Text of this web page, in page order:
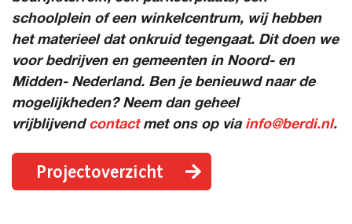
schoolplein of een winkelcentrum, wij hebben
het materieel dat onkruid tegengaat. Dit doen we
voor bedrijven en gemeenten in Noord- en
Midden- Nederland. Ben je benieuwd naar de
mogelijkheden? Neem dan geheel
vrijblijvend contactmet ons op via info@berdi.nl.
Projectoverzicht